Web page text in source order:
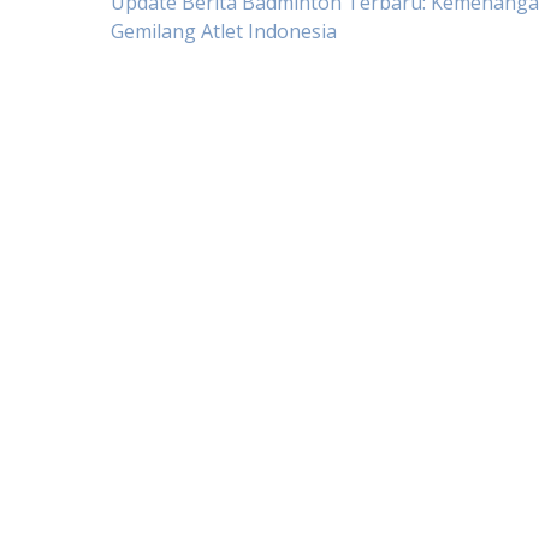
Post
Gemilang Atlet Indonesia